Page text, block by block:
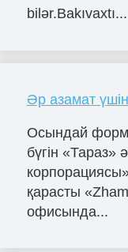
bilər.Bakıvaxtı...
Әр азамат
Осындай
бүгін «Тараз»
қарасты
офисында...